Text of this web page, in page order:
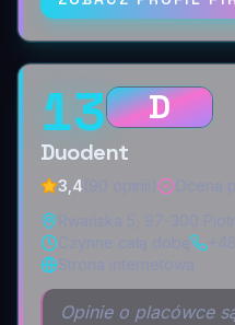
13 D
Duodent
3,4
Opinie o placówce